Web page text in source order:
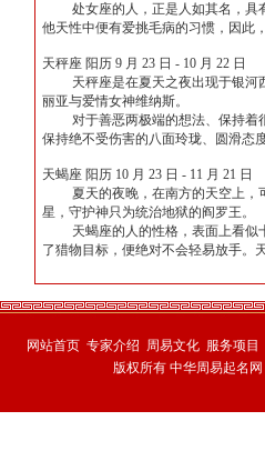
处女座的人，正是人如其名，具有
他天性中便有爱挑毛病的习惯，因此
天秤座 阳历 9 月 23 日 - 10 月 22 日
天秤座是在夏天之夜出现于银河西
丽亚与爱情女神维纳斯。
对于善恶两极端的想法、保持着很
保持绝不受伤害的八面玲珑、圆滑态
天蝎座 阳历 10 月 23 日 - 11 月 21 日
夏天的夜晚，在南方的天空上，可
星，守护神只为统治地狱的阎罗王。
天蝎座的人的性格，表面上看似十
了猎物目标，便绝对不会轻易放手。
网站首页 专家介绍 周易文化 服务项目
版权所有 中华周易起名